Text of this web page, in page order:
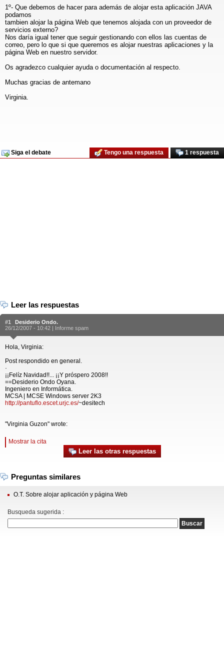
1º- Que debemos de hacer para además de alojar esta aplicación JAVA
podamos
tambien alojar la página Web que tenemos alojada con un proveedor de
servicios externo?
Nos daría igual tener que seguir gestionando con ellos las cuentas de
correo, pero lo que si que queremos es alojar nuestras aplicaciones y la
página Web en nuestro servidor.
Os agradezco cualquier ayuda o documentación al respecto.
Muchas gracias de antemano
Virginia.
Siga el debate 1 respuesta
Tengo una respuesta
Leer las respuestas
#1
Desiderio Ondo.
26/12/2007 - 10:42 | Informe spam
Hola, Virginia:
Post respondido en general.
·
¡¡Felíz Navidad!!... ¡¡Y próspero 2008!!
==Desiderio Ondo Oyana.
Ingeniero en Informática.
MCSA | MCSE Windows server 2K3
http://pantuflo.escet.urjc.es/~desitech
"Virginia Guzon" wrote:
Mostrar la cita
Leer las otras respuestas
Preguntas similares
O.T. Sobre alojar aplicación y página Web
Busqueda sugerida :